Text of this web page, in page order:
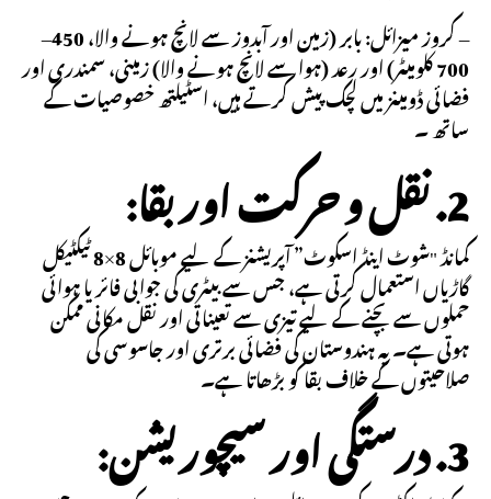
– کروز میزائل: بابر (زمین اور آبدوز سے لانچ ہونے والا، 450–
700 کلومیٹر) اور رعد (ہوا سے لانچ ہونے والا) زمینی، سمندری اور
فضائی ڈومینز میں لچک پیش کرتے ہیں، اسٹیلتھ خصوصیات کے
ساتھ ۔
2. نقل و حرکت اور بقا:
کمانڈ "شوٹ اینڈ اسکوٹ” آپریشنز کے لیے موبائل 8×8 ٹیکٹیکل
گاڑیاں استعمال کرتی ہے، جس سے بیٹری کی جوابی فائر یا ہوائی
حملوں سے بچنے کے لیے تیزی سے تعیناتی اور نقل مکانی ممکن
ہوتی ہے۔ یہ ہندوستان کی فضائی برتری اور جاسوسی کی
صلاحیتوں کے خلاف بقا کو بڑھاتا ہے۔
3. درستگی اور سیچوریشن: